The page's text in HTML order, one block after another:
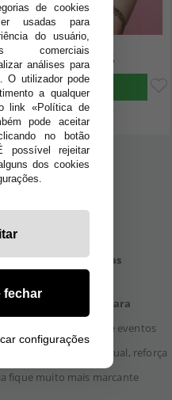
35,57€
COMPRAR
Imposto Incluído
Halloween e festas
seleção de
perucas para
festas temáticas e eventos
completamente o visual, reforça
fique muito mais marcante
de cookies
usadas para
do usuário,
comerciais
análises para
O utilizador pode
a qualquer
link «Política de
pode aceitar
no botão
possível rejeitar
dos cookies
fechar
configurações